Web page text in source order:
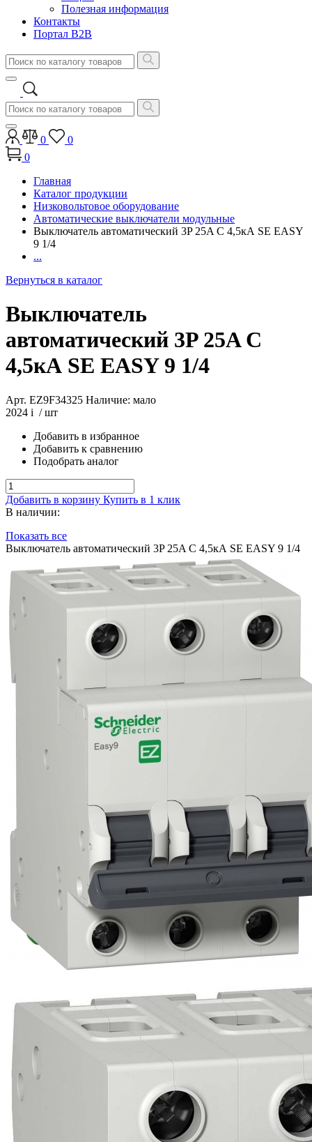
Полезная информация
Контакты
Портал B2B
0
0
0
Главная
Каталог продукции
Низковольтовое оборудование
Автоматические выключатели модульные
Выключатель автоматический 3P 25A C 4,5кА SE EASY
9 1/4
...
Вернуться в каталог
Выключатель
автоматический 3P 25A C
4,5кА SE EASY 9 1/4
Арт. EZ9F34325 Наличие: мало
2024 i / шт
Добавить в избранное
Добавить к сравнению
Подобрать аналог
Добавить в корзину Купить в 1 клик
В наличии:
Показать все
Выключатель автоматический 3P 25A C 4,5кА SE EASY 9 1/4